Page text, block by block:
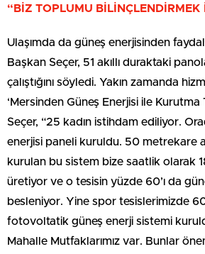
“BİZ TOPLUMU BİLİNÇLENDİRMEK
Ulaşımda da güneş enerjisinden
Başkan Seçer, 51 akıllı duraktaki
çalıştığını söyledi. Yakın zamanda
‘Mersinden Güneş Enerjisi ile Kurutma
Seçer, “25 kadın istihdam ediliyor.
enerjisi paneli kuruldu. 50 metrekare
kurulan bu sistem bize saatlik olarak
üretiyor ve o tesisin yüzde 60’ı da
besleniyor. Yine spor tesislerimizde
fotovoltatik güneş enerji sistemi
Mahalle Mutfaklarımız var. Bunlar